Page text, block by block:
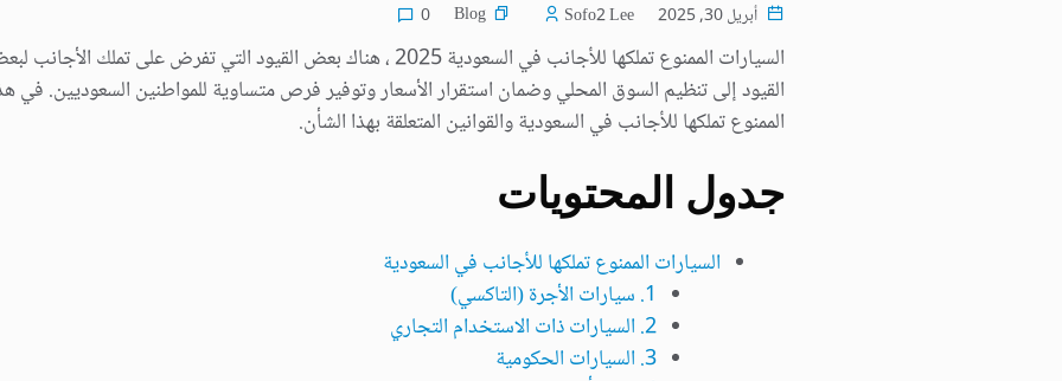
أبريل 30, 2025 Sofo2 Lee
Blog
0
السيارات الممنوع تملكها للأجانب في السعودية 2025 ، هناك بعض القيود التي تفرض
القيود إلى تنظيم السوق المحلي وضمان استقرار الأسعار وتوفير فرص متساوية للمواطنين السعوديين. في
الممنوع تملكها للأجانب في السعودية والقوانين المتعلقة بهذا الشأن.
جدول المحتويات
السيارات الممنوع تملكها للأجانب في السعودية
1. سيارات الأجرة (التاكسي)
2. السيارات ذات الاستخدام التجاري
3. السيارات الحكومية